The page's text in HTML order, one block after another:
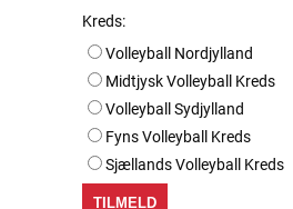
Kreds:
Volleyball Nordjylland
Midtjysk Volleyball Kreds
Volleyball Sydjylland
Fyns Volleyball Kreds
Sjællands Volleyball Kreds